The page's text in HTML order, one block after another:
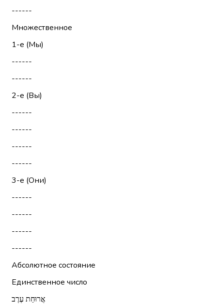
------
Множественное
1-е (Мы)
------
------
2-е (Вы)
------
------
------
------
3-е (Они)
------
------
------
------
Абсолютное состояние
Единственное число
אֲרוּחַת עֶרֶב